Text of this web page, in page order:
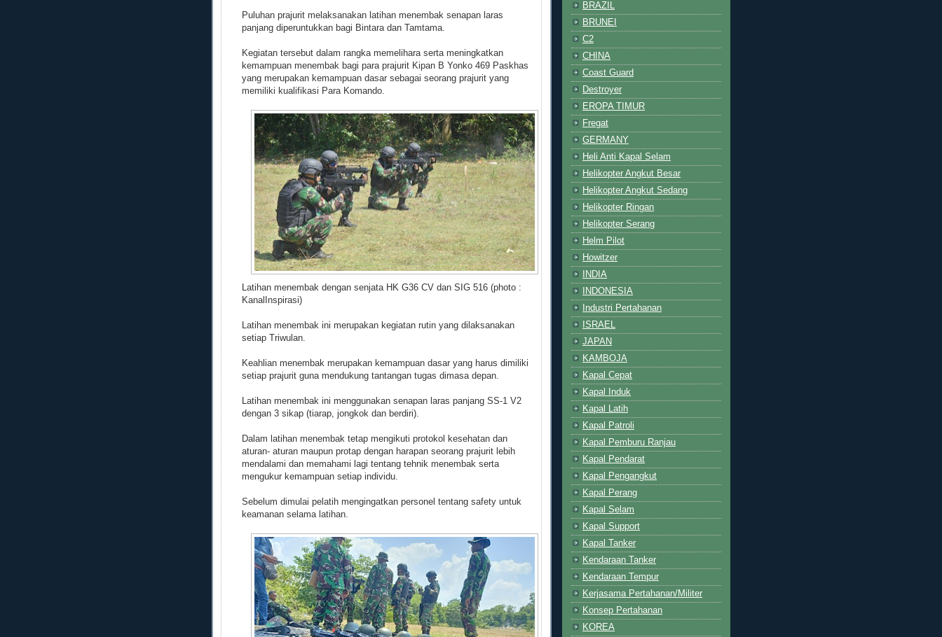
Puluhan prajurit melaksanakan latihan menembak senapan laras
panjang diperuntukkan bagi Bintara dan Tamtama.
Kegiatan tersebut dalam rangka memelihara serta meningkatkan
kemampuan menembak bagi para prajurit Kipan B Yonko 469 Paskhas
yang merupakan kemampuan dasar sebagai seorang prajurit yang
memiliki kualifikasi Para Komando.
Latihan menembak dengan senjata HK G36 CV dan SIG 516 (photo :
KanalInspirasi)
Latihan menembak ini merupakan kegiatan rutin yang dilaksanakan
setiap Triwulan.
Keahlian menembak merupakan kemampuan dasar yang harus dimiliki
setiap prajurit guna mendukung tantangan tugas dimasa depan.
Latihan menembak ini menggunakan senapan laras panjang SS-1 V2
dengan 3 sikap (tiarap, jongkok dan berdiri).
Dalam latihan menembak tetap mengikuti protokol kesehatan dan
aturan- aturan maupun protap dengan harapan seorang prajurit lebih
mendalami dan memahami lagi tentang tehnik menembak serta
mengukur kemampuan setiap individu.
Sebelum dimulai pelatih mengingatkan personel tentang safety untuk
keamanan selama latihan.
BRAZIL
BRUNEI
C2
CHINA
Coast Guard
Destroyer
EROPA TIMUR
Fregat
GERMANY
Heli Anti Kapal Selam
Helikopter Angkut Besar
Helikopter Angkut Sedang
Helikopter Ringan
Helikopter Serang
Helm Pilot
Howitzer
INDIA
INDONESIA
Industri Pertahanan
ISRAEL
JAPAN
KAMBOJA
Kapal Cepat
Kapal Induk
Kapal Latih
Kapal Patroli
Kapal Pemburu Ranjau
Kapal Pendarat
Kapal Pengangkut
Kapal Perang
Kapal Selam
Kapal Support
Kapal Tanker
Kendaraan Tanker
Kendaraan Tempur
Kerjasama Pertahanan/Militer
Konsep Pertahanan
KOREA